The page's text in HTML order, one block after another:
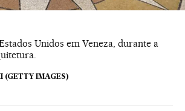
Unidos em Veneza, durante a
(GETTY IMAGES)